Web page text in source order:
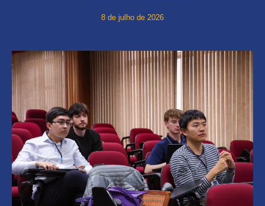
8 de julho de 2026